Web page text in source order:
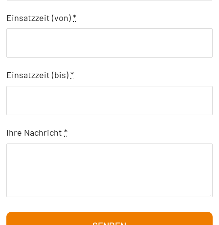
Einsatzzeit (von)*
Einsatzzeit (bis)*
Ihre Nachricht*